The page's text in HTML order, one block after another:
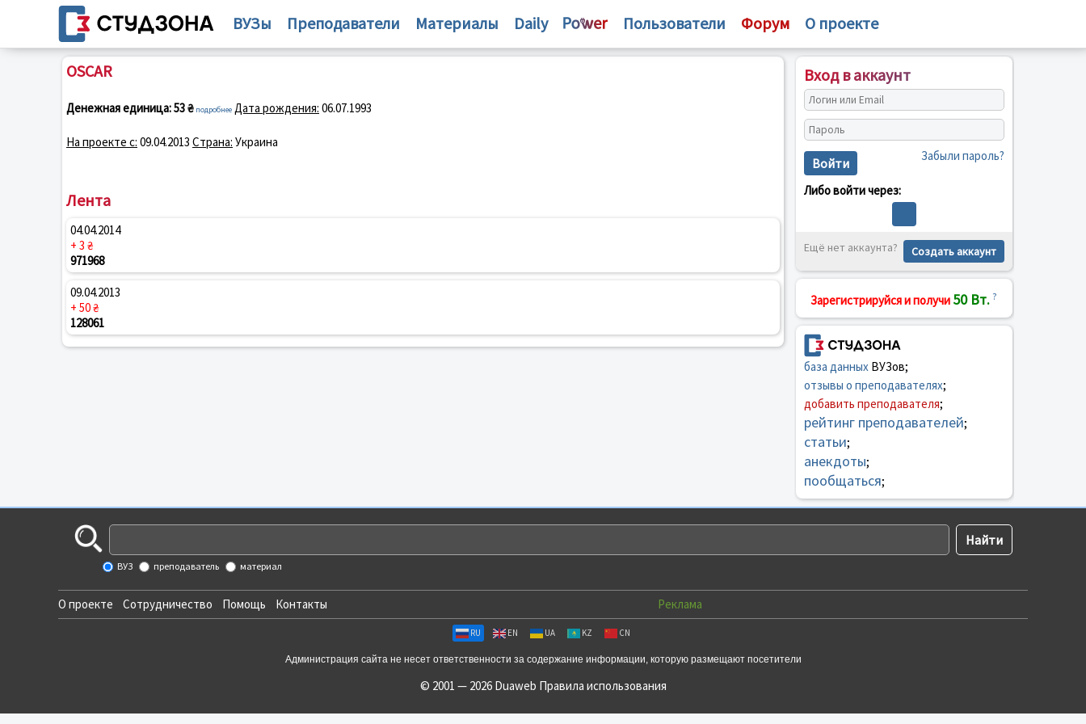
ВУЗы Преподаватели Материалы Daily Пользователи Форум О проекте
ОSCAR
Денежная единица:53 ₴ подробнее Дата рождения: 06.07.1993
На проекте с: 09.04.2013 Страна: Украина
Лента
04.04.2014
+ 3 ₴
971968
09.04.2013
+ 50 ₴
128061
Вход в аккаунт
Войти Забыли пароль?
Либо войти через:
Ещё нет аккаунта? Создать аккаунт
Зарегистрируйся и получи 50 Вт. ?
база данныхВУЗов;
отзывы о преподавателях;
добавить преподавателя;
рейтинг преподавателей;
статьи;
анекдоты;
пообщаться;
ВУЗ преподаватель материал
О проекте Сотрудничество Помощь Контакты Реклама
RU EN UA KZ CN
Администрация сайта не несет ответственности за содержание информации, которую размещают посетители
© 2001 — 2026 Duaweb Правила использования